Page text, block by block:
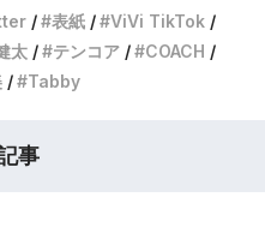
表紙
ViVi TikTok
太 テンコア
COACH
Tabby
事